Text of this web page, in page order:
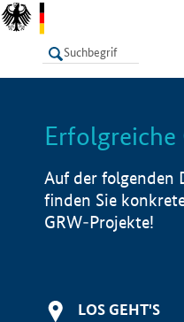
LISTE
Auf der folgenden
finden Sie
GRW-Projekte!
LOS GEHT'S